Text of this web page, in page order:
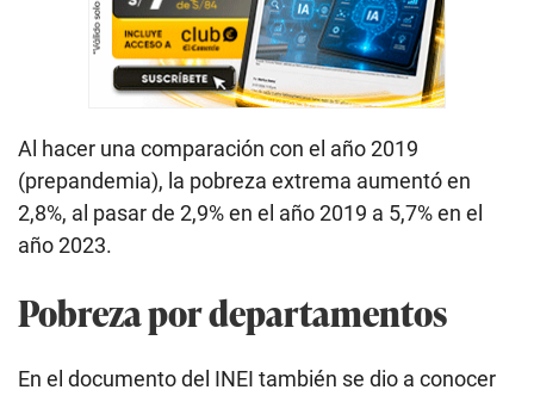
Al hacer una comparación con el año 2019
(prepandemia), la pobreza extrema aumentó en
2,8%, al pasar de 2,9% en el año 2019 a 5,7% en el
año 2023.
Pobreza por departamentos
En el documento del INEI también se dio a conocer